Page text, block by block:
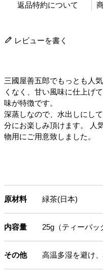
返品特約について
レビューを書く
三國屋善五郎でもっとも人
くなく、甘い風味に仕上げ
味が特徴です。
深蒸しなので、水出しにし
分にお楽しみ頂けます。 人
物用にご用意致しました。
原材料 緑茶(日本)
内容量 25g（ティーバッ
その他 高温多湿を避け